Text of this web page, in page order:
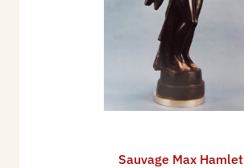
Sauvage Max Hamlet